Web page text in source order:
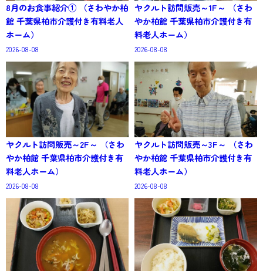
8月のお食事紹介① （さわやか柏
館 千葉県柏市介護付き有料老人
ホーム）
2026-08-08
ヤクルト訪問販売～1F～ （さわ
やか柏館 千葉県柏市介護付き有
料老人ホーム）
2026-08-08
ヤクルト訪問販売～2F～ （さわ
やか柏館 千葉県柏市介護付き有
料老人ホーム）
2026-08-08
ヤクルト訪問販売～3F～ （さわ
やか柏館 千葉県柏市介護付き有
料老人ホーム）
2026-08-08